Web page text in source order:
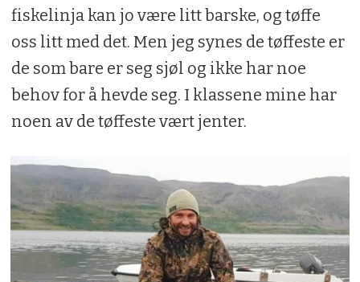
fiskelinja kan jo være litt barske, og tøffe
oss litt med det. Men jeg synes de tøffeste er
de som bare er seg sjøl og ikke har noe
behov for å hevde seg. I klassene mine har
noen av de tøffeste vært jenter.